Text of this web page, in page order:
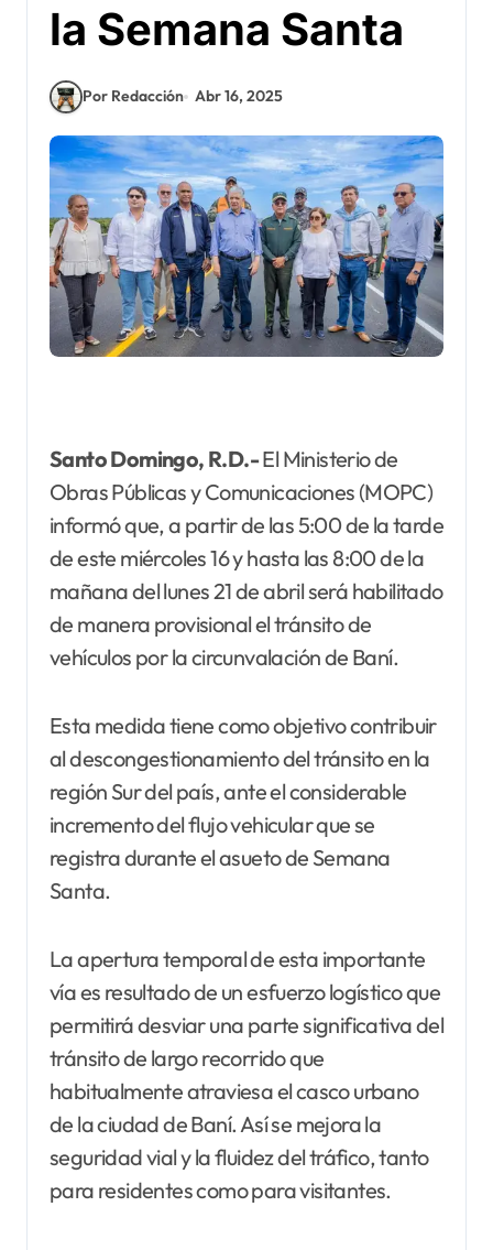
la Semana Santa
Por Redacción Abr 16, 2025
Santo Domingo, R.D.-El Ministerio de
Obras Públicas y Comunicaciones (MOPC)
informó que, a partir de las 5:00 de la tarde
de este miércoles 16 y hasta las 8:00 de la
mañana del lunes 21 de abril será habilitado
de manera provisional el tránsito de
vehículos por la circunvalación de Baní.
Esta medida tiene como objetivo contribuir
al descongestionamiento del tránsito en la
región Sur del país, ante el considerable
incremento del flujo vehicular que se
registra durante el asueto de Semana
Santa.
La apertura temporal de esta importante
vía es resultado de un esfuerzo logístico que
permitirá desviar una parte significativa del
tránsito de largo recorrido que
habitualmente atraviesa el casco urbano
de la ciudad de Baní. Así se mejora la
seguridad vial y la fluidez del tráfico, tanto
para residentes como para visitantes.